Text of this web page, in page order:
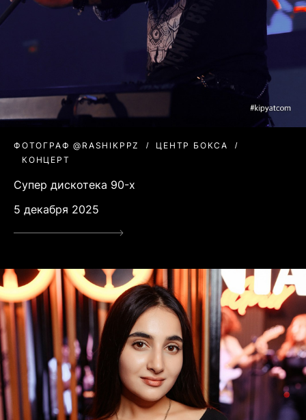
ФОТОГРАФ @RASHIKPPZ
ЦЕНТР БОКСА
КОНЦЕРТ
Супер дискотека 90-х
5 декабря 2025